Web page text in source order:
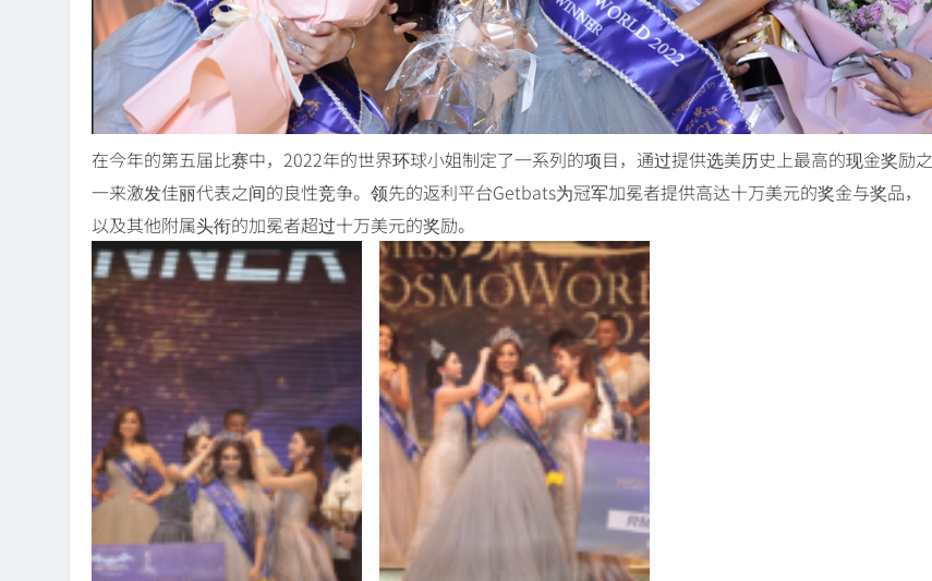
在今年的第五届比赛中，2022年的世界环球小姐制定了一系列的项目，通过提供选美历史上最高的现金奖励之
一来激发佳丽代表之间的良性竞争。领先的返利平台Getbats为冠军加冕者提供高达十万美元的奖金与奖品，
以及其他附属头衔的加冕者超过十万美元的奖励。